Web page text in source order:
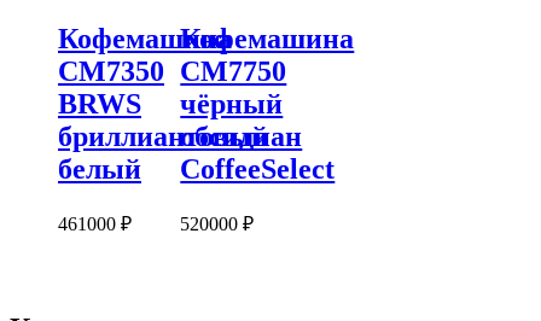
Кофемашина
CM7350
BRWS
бриллиантовый
белый
461000 ₽
Кофемашина
CM7750
чёрный
обсидиан
CoffeeSelect
520000₽